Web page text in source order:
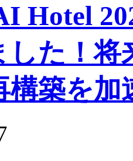
Hotel
した！
構築を加